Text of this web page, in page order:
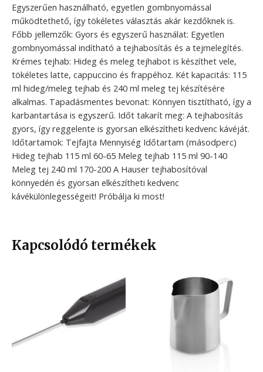
Egyszerűen használható, egyetlen gombnyomással
működtethető, így tökéletes választás akár kezdőknek is.
Főbb jellemzők: Gyors és egyszerű használat: Egyetlen
gombnyomással indítható a tejhabosítás és a tejmelegítés.
Krémes tejhab: Hideg és meleg tejhabot is készíthet vele,
tökéletes latte, cappuccino és frappéhoz. Két kapacitás: 115
ml hideg/meleg tejhab és 240 ml meleg tej készítésére
alkalmas. Tapadásmentes bevonat: Könnyen tisztítható, így a
karbantartása is egyszerű. Időt takarít meg: A tejhabosítás
gyors, így reggelente is gyorsan elkészítheti kedvenc kávéját.
Időtartamok: Tejfajta Mennyiség Időtartam (másodperc)
Hideg tejhab 115 ml 60-65 Meleg tejhab 115 ml 90-140
Meleg tej 240 ml 170-200 A Hauser tejhabosítóval
könnyedén és gyorsan elkészítheti kedvenc
kávékülönlegességeit! Próbálja ki most!
Kapcsolódó termékek